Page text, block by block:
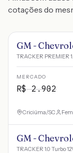
cotações do
GM -
TRACKER PREMIER
MERCADO
R$2.902
Criciúma/SC Fem
GM -
TRACKER 1.0 Turbo